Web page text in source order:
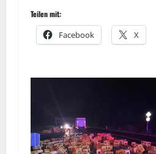
Teilen mit:
Facebook X